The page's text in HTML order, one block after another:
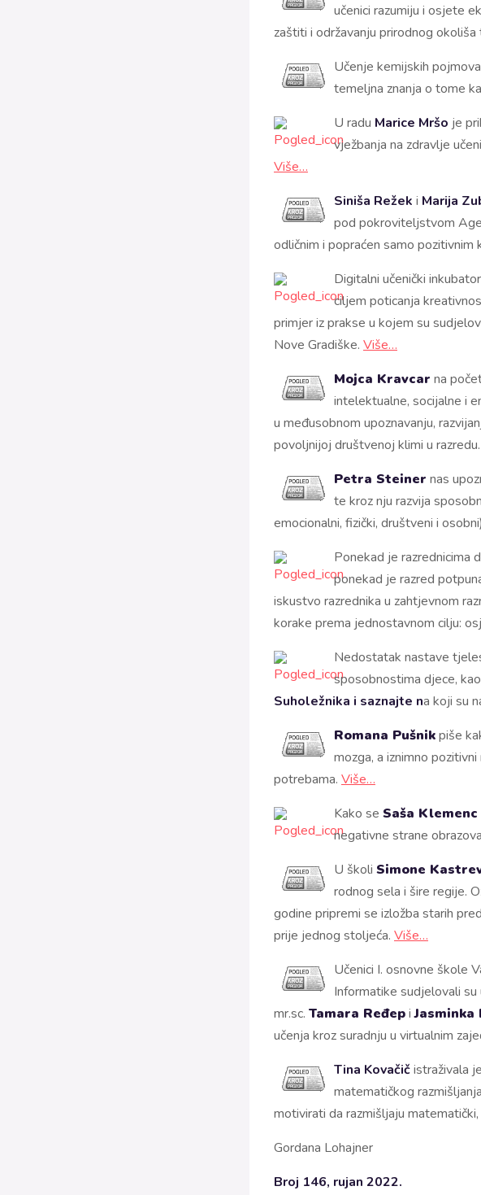
učenici razumiju i osjete
zaštiti i održavanju prirodnog
Učenje kemijskih
temeljna znanja o tome
U radu Marice Mršo je
vježbanja na zdravlje
Više…
Siniša Režek i Marija
pod pokroviteljstvom
odličnim i popraćen samo pozitivnim
Digitalni učenički
ciljem poticanja
primjer iz prakse u kojem su
Nove Gradiške. Više…
Mojca Kravcar na
intelektualne, socijalne i
u međusobnom upoznavanju,
povoljnijoj društvenoj klimi u razredu.
Petra Steiner nas
te kroz nju razvija
emocionalni, fizički, društveni i
Ponekad je razrednicima
ponekad je razred
iskustvo razrednika u zahtjevnom
korake prema jednostavnom cilju:
Nedostatak nastave
sposobnostima djece,
Suholežnika i saznajte na koji su
Romana Pušnikpiše
mozga, a iznimno
potrebama. Više…
Kako se Saša Klemenc
negativne strane
U školi Simone
rodnog sela i šire regije.
godine pripremi se izložba starih
prije jednog stoljeća. Više…
Učenici I. osnovne škole
Informatike sudjelovali
mr.sc. Tamara ReđepiJasminka
učenja kroz suradnju u virtualnim
Tina Kovačičistraživala
matematičkog
motivirati da razmišljaju
Gordana Lohajner
Broj 146, rujan 2022.